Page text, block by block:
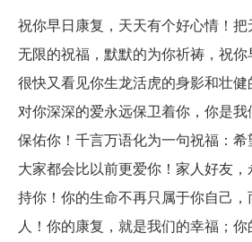
祝你早日康复，天天有个好心情！
无限的祝福，默默的为你祈祷，祝
很快又看见你生龙活虎的身影和壮
对你深深的爱永远保卫着你，你是
保佑你！千言万语化为一句祝福：
大家都会比以前更爱你！家人好友
持你！你的生命不再只属于你自己
人！你的康复，就是我们的幸福；